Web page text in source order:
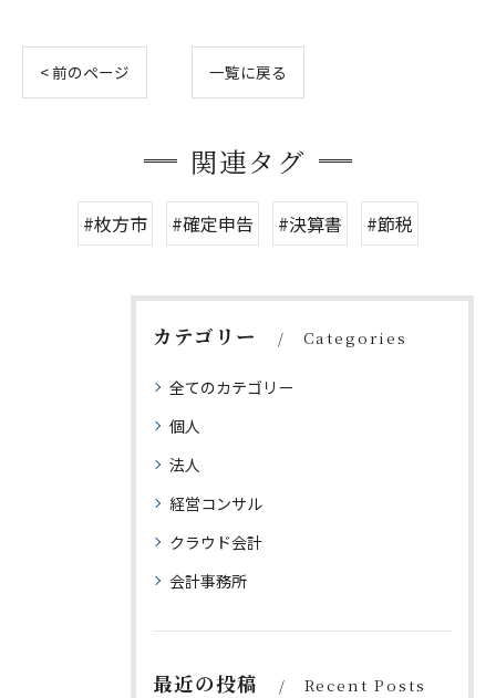
< 前のページ 一覧に戻る
関連タグ
#枚方市 #確定申告 #決算書 #節税
カテゴリー Categories
全てのカテゴリー
個人
法人
経営コンサル
クラウド会計
会計事務所
最近の投稿 Recent Posts